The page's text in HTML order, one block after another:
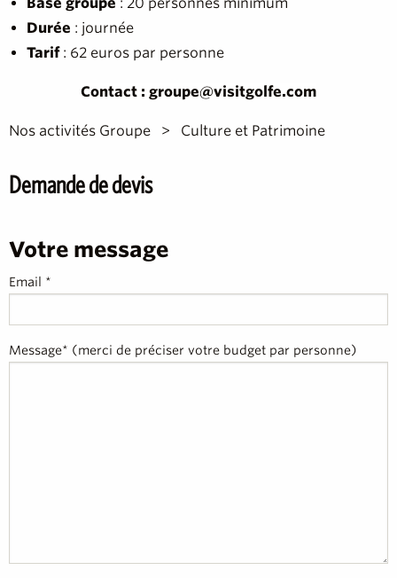
Durée : journée
Tarif: 62 euros par personne
Contact : groupe@visitgolfe.com
Nos activités Groupe Culture et Patrimoine
Demande de devis
Votre message
Email *
Message* (merci de préciser votre budget par personne)